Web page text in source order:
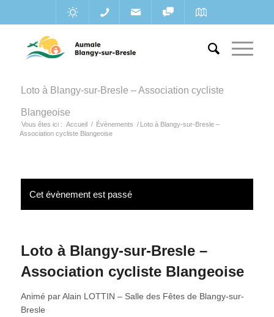
Loto à Blangy-sur-Bresle – Association cycliste
Blangeoise
Vous êtes ici : Accueil / Évènements / Loto à Blangy-sur-Bresle –
Association cycliste Blangeoise
Cet évènement est passé
Loto à Blangy-sur-Bresle –
Association cycliste Blangeoise
Animé par Alain LOTTIN – Salle des Fêtes de Blangy-sur-
Bresle